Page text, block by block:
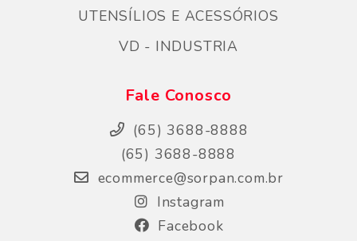
UTENSÍLIOS E ACESSÓRIOS
VD - INDUSTRIA
Fale Conosco
(65) 3688-8888
(65) 3688-8888
ecommerce@sorpan.com.br
Instagram
Facebook